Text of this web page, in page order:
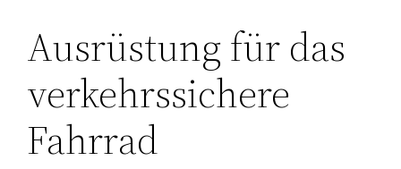
Ausrüstung für das
verkehrssichere
Fahrrad